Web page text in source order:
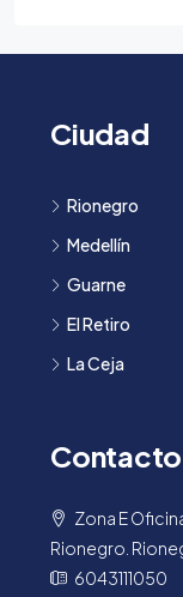
Ciudad
Rionegro
Medellín
Guarne
El Retiro
La Ceja
Contacto
Zona E
Rionegro.
6043111050